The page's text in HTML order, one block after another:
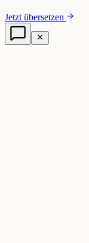
Jetzt übersetzen